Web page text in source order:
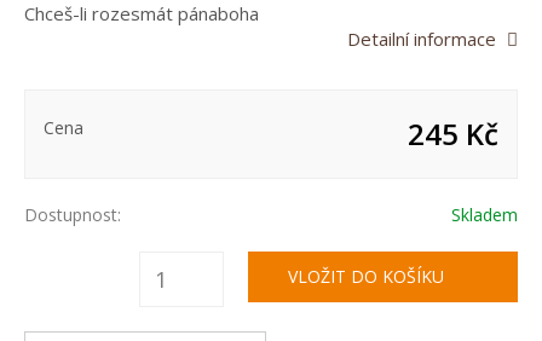
Chceš-li rozesmát pánaboha
Detailní informace
Cena 245 Kč
Dostupnost: Skladem